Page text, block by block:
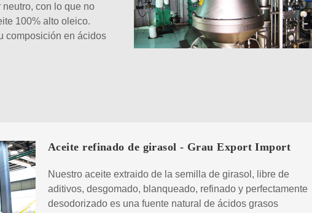
con lo que no
100% alto oleico.
composición en ácidos
Aceite refinado de girasol - Grau Export Import
Nuestro aceite extraido de la semilla de girasol, libre de
aditivos, desgomado, blanqueado, refinado y perfectamente
desodorizado es una fuente natural de ácidos grasos